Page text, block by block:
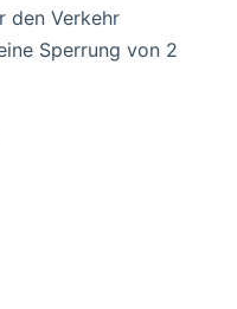
den Verkehr
Sperrung von 2